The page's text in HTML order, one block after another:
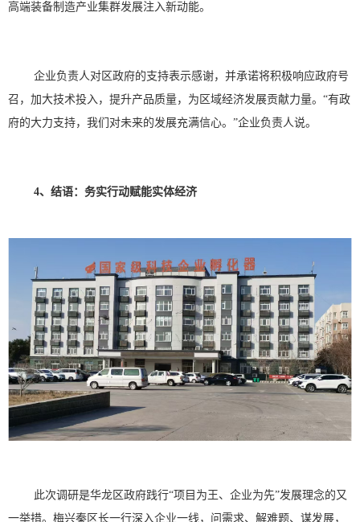
高端装备制造产业集群发展注入新动能。
企业负责人对区政府的支持表示感谢，并承诺将积极响应政府号
召，加大技术投入，提升产品质量，为区域经济发展贡献力量。 “有政
府的大力支持，我们对未来的发展充满信心。”企业负责人说。
4、 结语：务实行动赋能实体经济
此次调研是华龙区政府践行“项目为王、企业为先”发展理念的又
一举措。梅兴秦区长一行深入企业一线，问需求、解难题、谋发展，